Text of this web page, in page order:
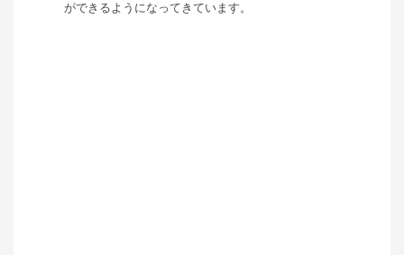
ができるようになってきています。